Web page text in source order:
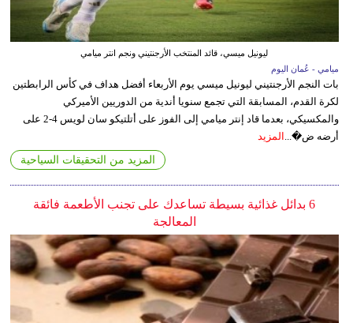
ليونيل ميسي، قائد المنتخب الأرجنتيني ونجم انتر ميامي
ميامي - عُمان اليوم
بات النجم الأرجنتيني ليونيل ميسي يوم الأربعاء أفضل هداف في كأس الرابطتين
لكرة القدم، المسابقة التي تجمع سنويا أندية من الدوريين الأميركي
والمكسيكي، بعدما قاد إنتر ميامي إلى الفوز على أتلتيكو سان لويس 4-2 على
أرضه ض�... المزيد
المزيد من التحقيقات السياحية
6 بدائل غذائية بسيطة تساعدك على تجنب الأطعمة فائقة
المعالجة